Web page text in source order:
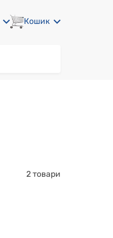
Кошик
2 товари